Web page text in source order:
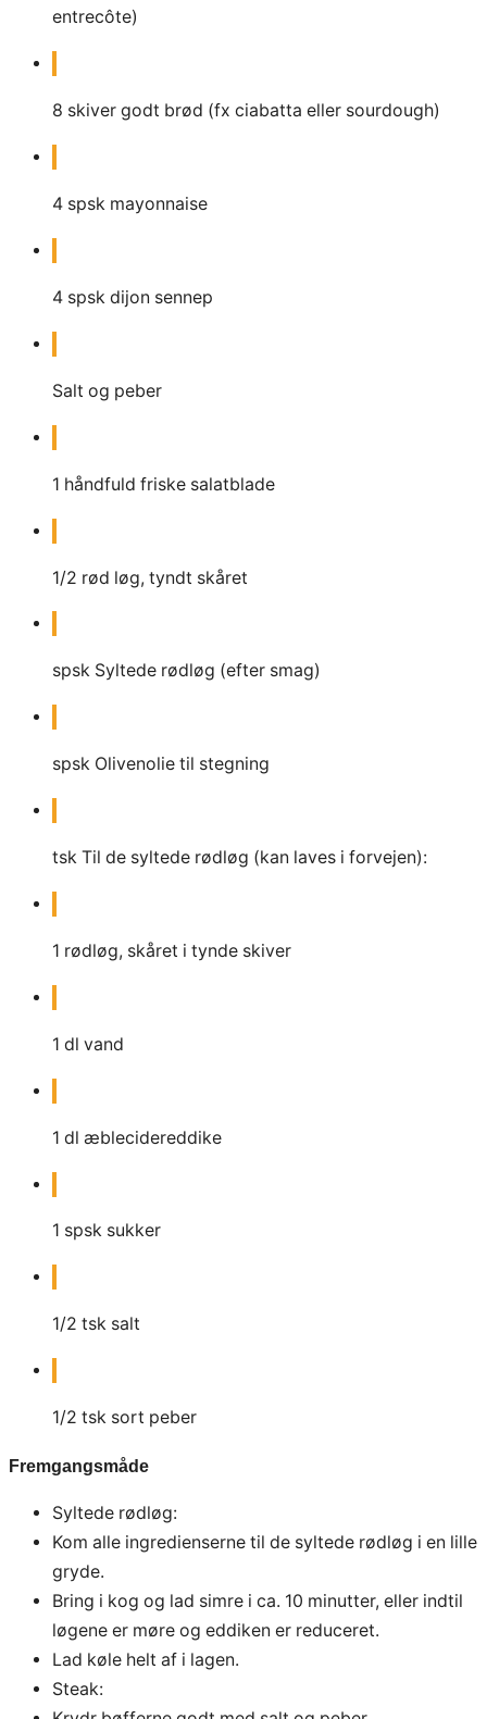
entrecôte)
8 skiver godt brød (fx ciabatta eller sourdough)
4 spsk mayonnaise
4 spsk dijon sennep
Salt og peber
1 håndfuld friske salatblade
1/2 rød løg, tyndt skåret
spsk Syltede rødløg (efter smag)
spsk Olivenolie til stegning
tsk Til de syltede rødløg (kan laves i forvejen):
1 rødløg, skåret i tynde skiver
1 dl vand
1 dl æblecidereddike
1 spsk sukker
1/2 tsk salt
1/2 tsk sort peber
Fremgangsmåde
Syltede rødløg:
Kom alle ingredienserne til de syltede rødløg i en lille
gryde.
Bring i kog og lad simre i ca. 10 minutter, eller indtil
løgene er møre og eddiken er reduceret.
Lad køle helt af i lagen.
Steak: